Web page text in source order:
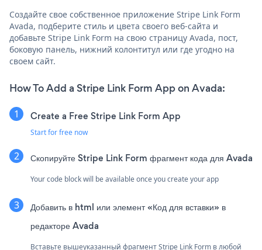
Создайте свое собственное приложение Stripe Link Form
Avada, подберите стиль и цвета своего веб-сайта и
добавьте Stripe Link Form на свою страницу Avada, пост,
боковую панель, нижний колонтитул или где угодно на
своем сайт.
How To Add a Stripe Link Form App on Avada:
Create a Free Stripe Link Form App
Start for free now
Скопируйте Stripe Link Form фрагмент кода для Avada
Your code block will be available once you create your app
Добавить в html или элемент «Код для вставки» в
редакторе Avada
Вставьте вышеуказанный фрагмент Stripe Link Form в любой